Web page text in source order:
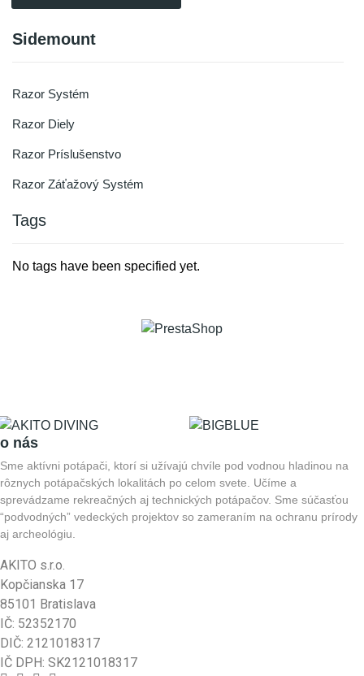
Sidemount
Razor Systém
Razor Diely
Razor Príslušenstvo
Razor Záťažový Systém
Tags
No tags have been specified yet.
o nás
Sme aktívni potápači, ktorí si užívajú chvíle pod vodnou hladinou na
rôznych potápačských lokalitách po celom svete. Učíme a
sprevádzame rekreačných aj technických potápačov. Sme súčasťou
“podvodných” vedeckých projektov so zameraním na ochranu prírody
aj archeológiu.
AKITO s.r.o.
Kopčianska 17
85101 Bratislava
IČ: 52352170
DIČ: 2121018317
IČ DPH: SK2121018317